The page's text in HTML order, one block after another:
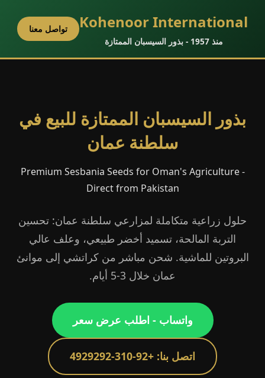
Kohenoor International
منذ 1957 - بذور السيسبان الممتازة
تواصل معنا
بذور السيسبان الممتازة للبيع في
سلطنة عمان
Premium Sesbania Seeds for Oman's Agriculture -
Direct from Pakistan
حلول زراعية متكاملة لمزارعي سلطنة عمان: تحسين
التربة المالحة، تسميد أخضر طبيعي، وعلف عالي
البروتين للماشية. شحن مباشر من كراتشي إلى موانئ
عمان خلال 3-5 أيام.
واتساب - اطلب عرض سعر
اتصل بنا: +92-310-4929292